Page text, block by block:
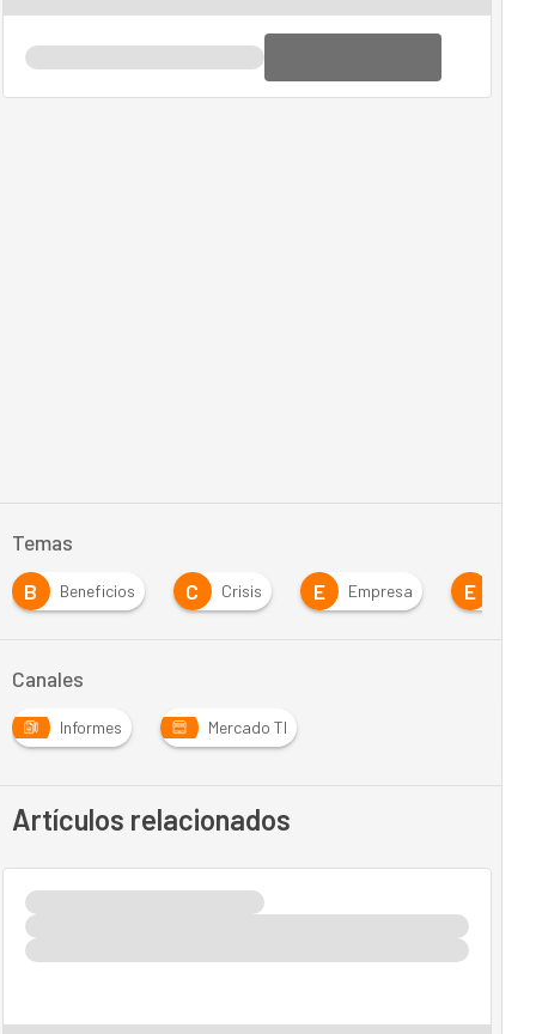
Temas
B Beneficios C Crisis E Empresa E
Canales
Informes Mercado TI
Artículos relacionados